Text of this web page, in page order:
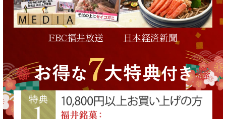
FBC福井放送 日本経済新聞